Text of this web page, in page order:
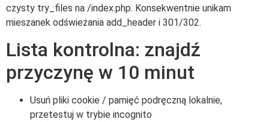
czysty try_files na /index.php. Konsekwentnie unikam
mieszanek odświeżania add_header i 301/302.
Lista kontrolna: znajdź
przyczynę w 10 minut
Usuń pliki cookie / pamięć podręczną lokalnie,
przetestuj w trybie incognito